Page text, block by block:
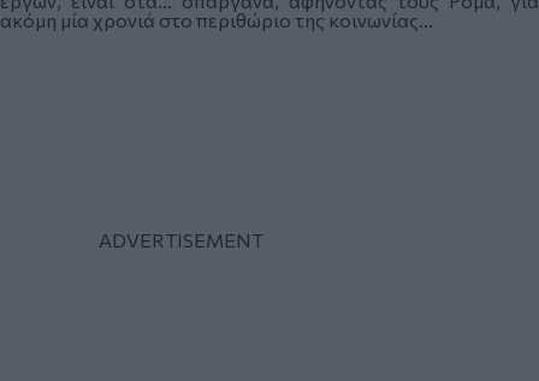
ακόμη μία χρονιά στο περιθώριο της κοινωνίας...